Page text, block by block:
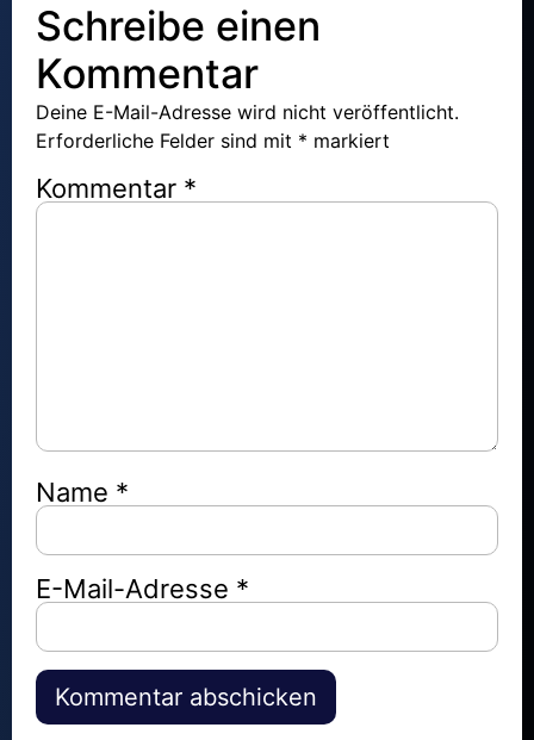
Schreibe einen
Kommentar
Deine E-Mail-Adresse wird nicht veröffentlicht.
Erforderliche Felder sind mit * markiert
Kommentar *
Name *
E-Mail-Adresse *